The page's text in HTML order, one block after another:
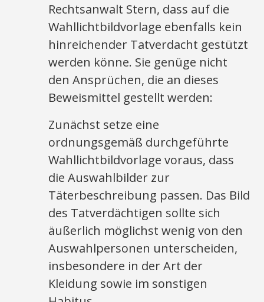
Rechtsanwalt Stern, dass auf die
Wahllichtbildvorlage ebenfalls kein
hinreichender Tatverdacht gestützt
werden könne. Sie genüge nicht
den Ansprüchen, die an dieses
Beweismittel gestellt werden:
Zunächst setze eine
ordnungsgemäß durchgeführte
Wahllichtbildvorlage voraus, dass
die Auswahlbilder zur
Täterbeschreibung passen. Das Bild
des Tatverdächtigen sollte sich
äußerlich möglichst wenig von den
Auswahlpersonen unterscheiden,
insbesondere in der Art der
Kleidung sowie im sonstigen